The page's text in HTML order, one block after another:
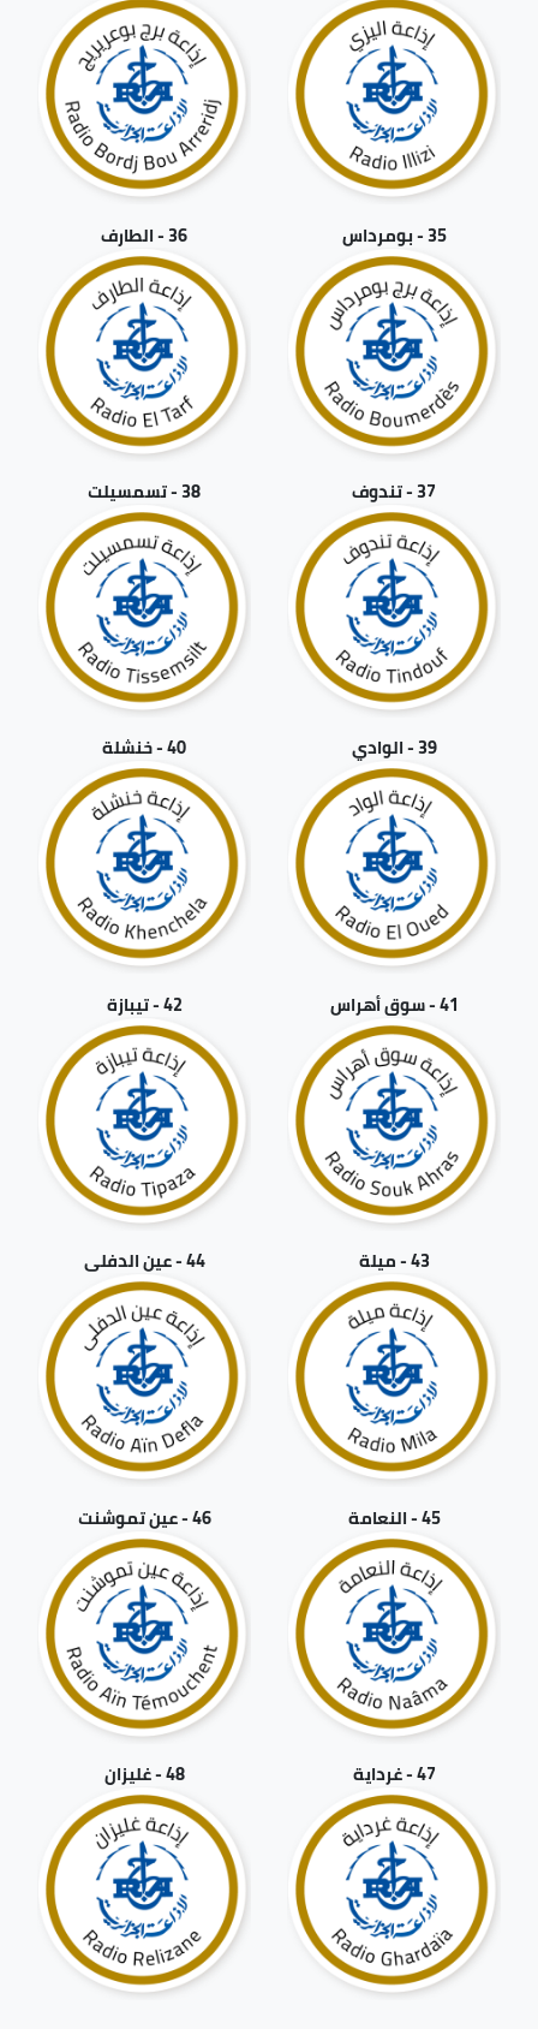
35 - بومرداس 36 - الطارف
37 - تندوف 38 - تسمسيلت
39 - الوادي 40 - خنشلة
41 - سوق أهراس 42 - تيبازة
43 - ميلة 44 - عين الدفلى
45 - النعامة 46 - عين تموشنت
47 - غرداية 48 - غليزان